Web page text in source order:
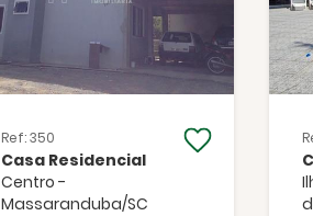
Ref: 350
Casa Residencial
Centro -
Massaranduba/SC